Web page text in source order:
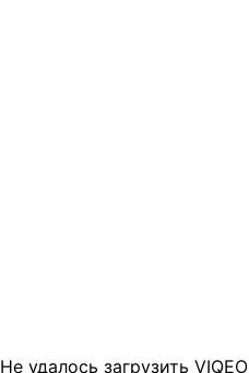
Не удалось загрузить VIQEO